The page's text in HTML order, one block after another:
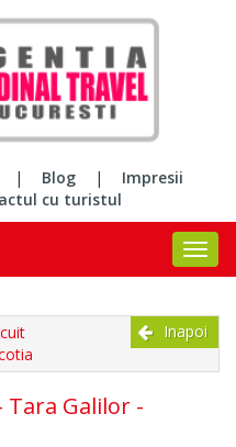
| Blog |
Impresii
cu turistul
Inapoi
Tara Galilor -